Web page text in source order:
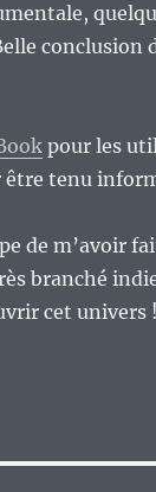
conclusion
pour les
tenu
de m’avoir
branché
cet univers !